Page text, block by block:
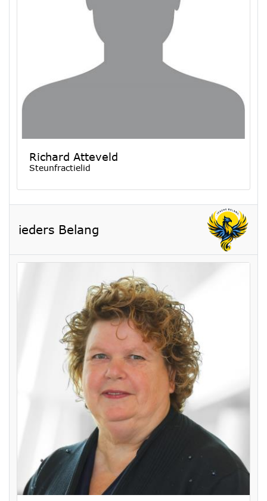
Richard Atteveld
Steunfractielid
ieders Belang